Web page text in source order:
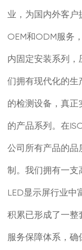
业，为国内外客户
OEM和ODM服务
内固定安装系列，
们拥有现代化的生
的检测设备，真正
的产品系列。在
公司所有产品的品
制。我们拥有一支
LED显示屏行业中
积累已形成了一整
服务保障体系，